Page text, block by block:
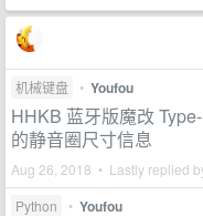
机械键盘 • Youfou
HHKB 蓝牙版魔改
的静音圈尺寸信息
Aug 26, 2018 • Lastly replied
Python • Youfou